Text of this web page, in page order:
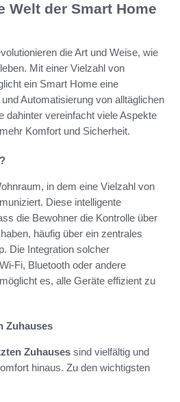
Welt der Smart Home
die Art und Weise, wie
Mit einer Vielzahl von
ein Smart Home eine
Automatisierung von alltäglichen
dahinter vereinfacht viele Aspekte
Komfort und Sicherheit.
in dem eine Vielzahl von
Diese intelligente
die Bewohner die Kontrolle über
häufig über ein zentrales
Die Integration solcher
Fi, Bluetooth oder andere
es, alle Geräte effizient zu
Zuhauses
Zuhauses sind vielfältig und
hinaus. Zu den wichtigsten